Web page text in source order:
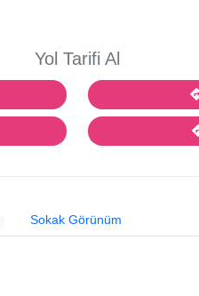
Yol Tarifi Al
Sokak Görünüm